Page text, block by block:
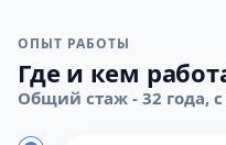
ОПЫТ РАБОТЫ
Где и кем
Общий стаж - 32 года, с